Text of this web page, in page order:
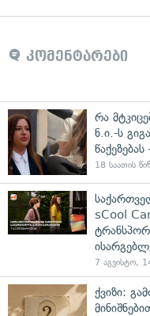
კომენტარები
რა
ნ.ი.-ს
18 საათის წინ
sCool
7 აგვისტო,
ქვიზი: